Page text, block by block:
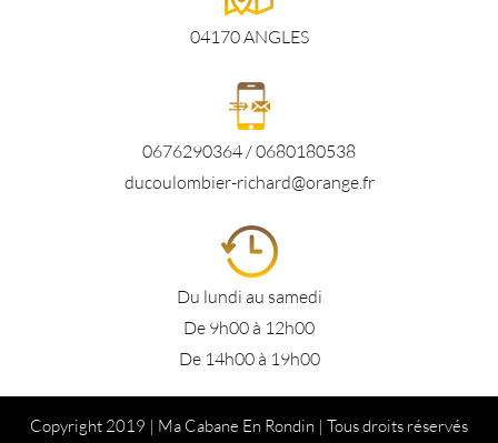
04170 ANGLES
0676290364 / 0680180538
ducoulombier-richard@orange.fr
Du lundi au samedi
De 9h00 à 12h00
De 14h00 à 19h00
Copyright 2019 | Ma Cabane En Rondin | Tous droits réservés